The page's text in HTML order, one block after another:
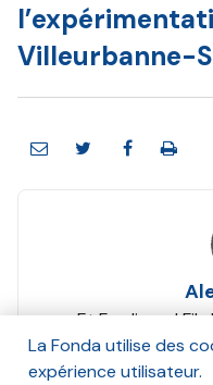
Villeurbanne-
Et Ferdinand
chômeur de
La Fonda utilise des
expérience utilisateur.